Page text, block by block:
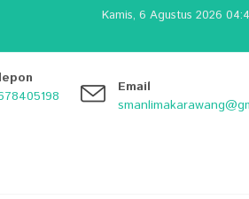
Kamis, 6 Agustus 2026
Email